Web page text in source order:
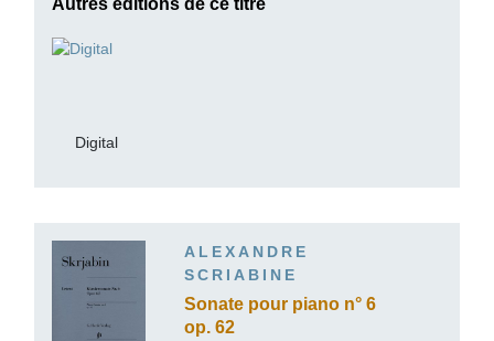
Autres éditions de ce titre
Digital
ALEXANDRE
SCRIABINE
Sonate pour piano n° 6
op. 62